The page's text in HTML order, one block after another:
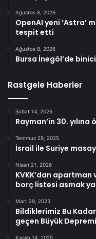
Ağustos 8, 2026
OpenAI yeni ’Astra’
tespit etti
Ağustos 8, 2026
Bursa İnegöl’de
Rastgele Haberler
Şubat 14, 2026
Rayman’in 30.
Temmuz 29, 2025
İsrail ile Suriye
Nisan 21, 2026
KVKK’dan
borç listesi asmak
Mart 29, 2023
Bildiklerimiz Bu
geçen Büyük
Kasım 14, 2025